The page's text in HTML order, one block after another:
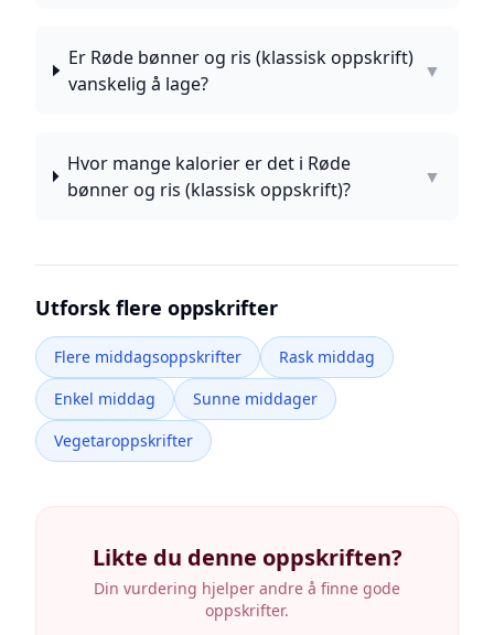
Er Røde bønner og ris (klassisk oppskrift)
vanskelig å lage?
▼
Hvor mange kalorier er det i Røde
bønner og ris (klassisk oppskrift)?
▼
Utforsk flere oppskrifter
Flere middagsoppskrifter
Rask middag
Enkel middag
Sunne middager
Vegetaroppskrifter
Likte du denne oppskriften?
Din vurdering hjelper andre å finne gode
oppskrifter.